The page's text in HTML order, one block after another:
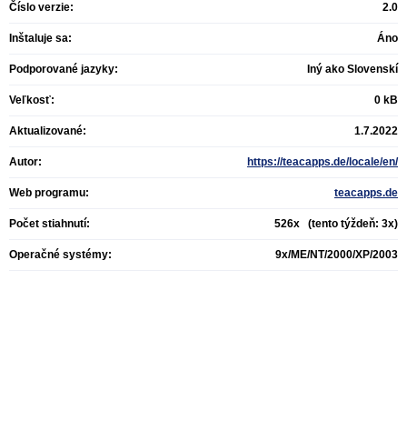
Číslo verzie: 2.0
Inštaluje sa: Áno
Podporované jazyky: Iný ako Slovenskí
Veľkosť: 0 kB
Aktualizované: 1.7.2022
Autor: https://teacapps.de/locale/en/
Web programu: teacapps.de
Počet stiahnutí: 526x (tento týždeň: 3x)
Operačné systémy: 9x/ME/NT/2000/XP/2003